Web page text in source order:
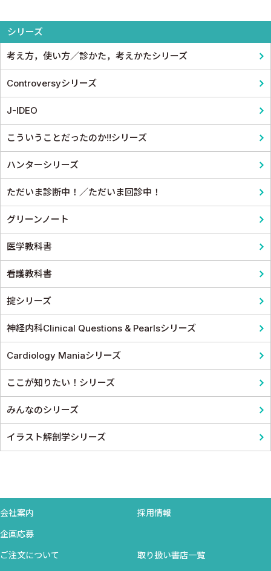
シリーズ
考え方，使い方／診かた，考えかたシリーズ
Controversyシリーズ
J-IDEO
こういうことだったのか!!シリーズ
ハンターシリーズ
ただいま診断中！／ただいま回診中！
グリーンノート
医学教科書
看護教科書
掟シリーズ
神経内科Clinical Questions & Pearlsシリーズ
Cardiology Maniaシリーズ
ここが知りたい！シリーズ
みんなのシリーズ
イラスト解剖学シリーズ
会社案内 採用情報
企画応募
ご注文について 取り扱い書店一覧